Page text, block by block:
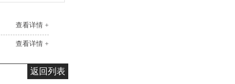
查看详情 +
查看详情 +
返回列表